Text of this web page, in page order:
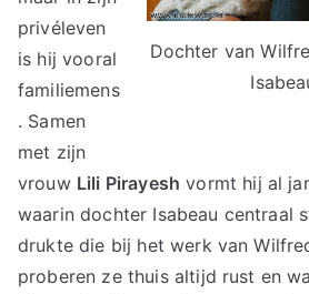
Dochter van
privéleven
is hij vooral
familiemens
. Samen
met zijn
vrouw Lili Pirayesh vormt hij al
waarin dochter Isabeau centraal
drukte die bij het werk van
proberen ze thuis altijd rust en